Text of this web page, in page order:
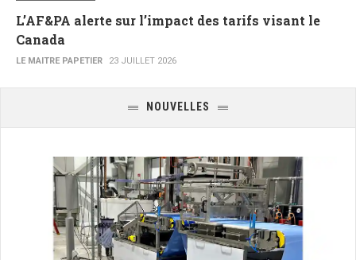
L’AF&PA alerte sur l’impact des tarifs visant le
Canada
LE MAITRE PAPETIER 23 JUILLET 2026
NOUVELLES